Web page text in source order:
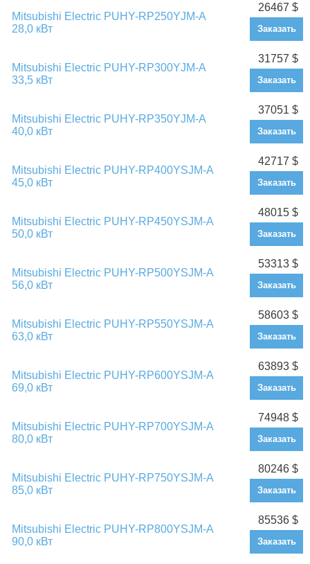
Mitsubishi Electric PUHY-RP250YJM-A
28,0 кВт
26467 $
Заказать
Mitsubishi Electric PUHY-RP300YJM-A
33,5 кВт
31757 $
Заказать
Mitsubishi Electric PUHY-RP350YJM-A
40,0 кВт
37051 $
Заказать
Mitsubishi Electric PUHY-RP400YSJM-A
45,0 кВт
42717 $
Заказать
Mitsubishi Electric PUHY-RP450YSJM-A
50,0 кВт
48015 $
Заказать
Mitsubishi Electric PUHY-RP500YSJM-A
56,0 кВт
53313 $
Заказать
Mitsubishi Electric PUHY-RP550YSJM-A
63,0 кВт
58603 $
Заказать
Mitsubishi Electric PUHY-RP600YSJM-A
69,0 кВт
63893 $
Заказать
Mitsubishi Electric PUHY-RP700YSJM-A
80,0 кВт
74948 $
Заказать
Mitsubishi Electric PUHY-RP750YSJM-A
85,0 кВт
80246 $
Заказать
Mitsubishi Electric PUHY-RP800YSJM-A
90,0 кВт
85536 $
Заказать